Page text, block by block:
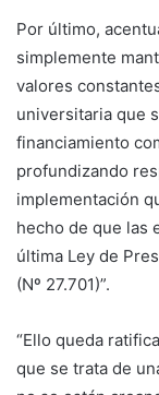
Por último,
simplemente
valores
universitaria que
financiamiento
profundizando
implementación
hecho de que las
última Ley de
(Nº 27.701)”.
“Ello queda
que se trata de